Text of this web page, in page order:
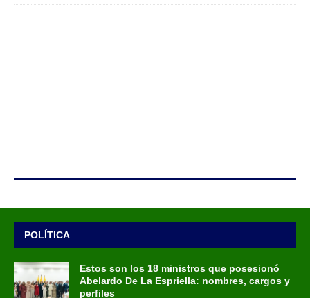
POLÍTICA
Estos son los 18 ministros que posesionó
Abelardo De La Espriella: nombres, cargos y
perfiles